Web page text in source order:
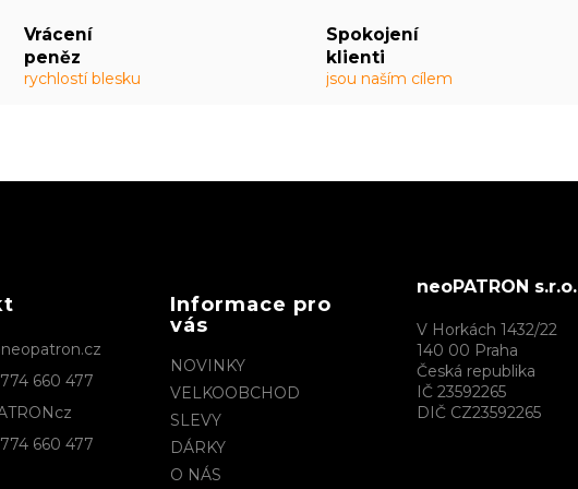
Vrácení
peněz
rychlostí blesku
Spokojení
klienti
jsou naším cílem
neopatron.cz
660 477
660 477
Informace pro
vás
NOVINKY
VELKOOBCHOD
SLEVY
DÁRKY
O NÁS
neoPATRON s.r.o.
V Horkách 1432/22
140 00 Praha
Česká republika
IČ 23592265
DIČ CZ23592265